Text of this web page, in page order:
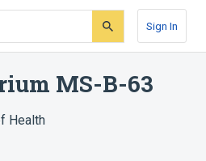
Sign In
MS-B-63
Health